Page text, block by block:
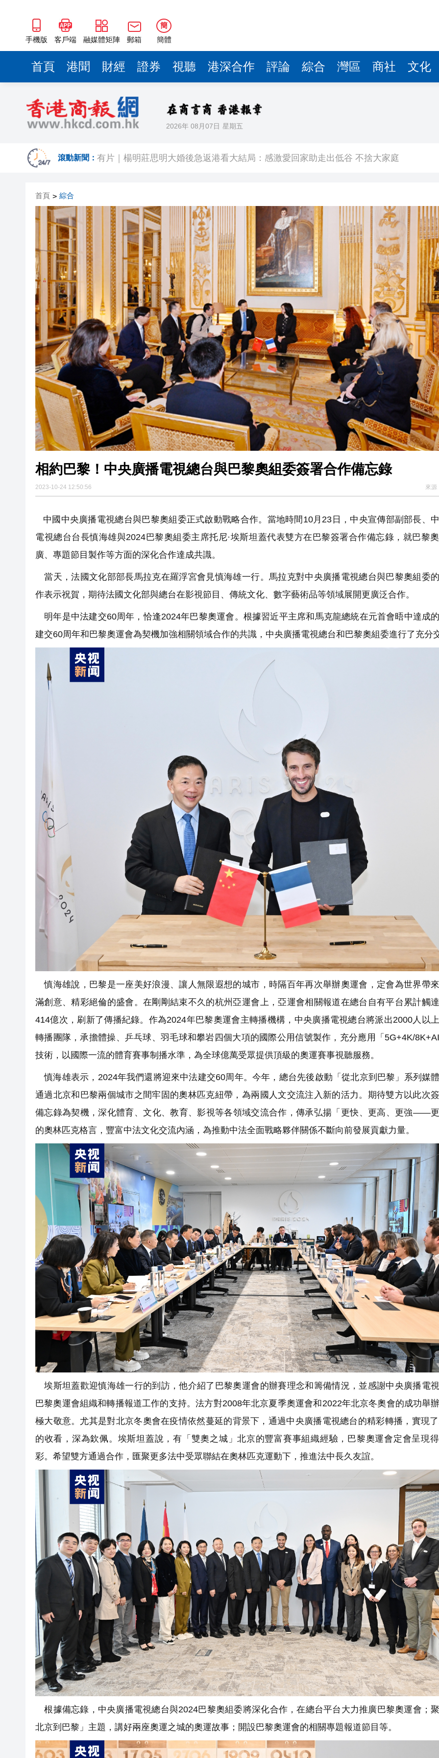
手機版 客戶端 融媒體矩陣 郵箱
簡
簡體
首頁 港聞 財經 證券 視聽 港深合作 評論 綜合 灣區 商社 文化
2026年 08月07日 星期五
滾動新聞：
有片｜拜仁2:1擊敗維拉 180秒睇晒全場精華
SK海力士斥逾3000億建兩座晶圓廠
有片丨【《愛回家》迎大結局】銀髮男團「大四喜」：十年深厚情誼 有歡亦有淚 緬懷
叔」黎彼得
入境處反非法勞工行動拘12人
社署籲市民提防偽冒社署通訊程式賬戶
李家超：鼓勵保險業開發跨境產品 便利灣區居民
首頁 > 綜合
相約巴黎！中央廣播電視總台與巴黎奧組委簽署合作備忘錄
2023-10-24 12:50:56 來源
中國中央廣播電視總台與巴黎奧組委正式啟動戰略合作。當地時間10月23日，中央宣傳部副部長、
電視總台台長慎海雄與2024巴黎奧組委主席托尼·埃斯坦蓋代表雙方在巴黎簽署合作備忘錄，就巴黎
廣、專題節目製作等方面的深化合作達成共識。
當天，法國文化部部長馬拉克在羅浮宮會見慎海雄一行。馬拉克對中央廣播電視總台與巴黎奧組委
作表示祝賀，期待法國文化部與總台在影視節目、傳統文化、數字藝術品等領域展開更廣泛合作。
明年是中法建交60周年，恰逢2024年巴黎奧運會。根據習近平主席和馬克龍總統在元首會晤中達成
建交60周年和巴黎奧運會為契機加強相關領域合作的共識，中央廣播電視總台和巴黎奧組委進行了充分
慎海雄說，巴黎是一座美好浪漫、讓人無限遐想的城市，時隔百年再次舉辦奧運會，定會為世界帶
滿創意、精彩絕倫的盛會。在剛剛結束不久的杭州亞運會上，亞運會相關報道在總台自有平台累計觸
414億次，刷新了傳播紀錄。作為2024年巴黎奧運會主轉播機構，中央廣播電視總台將派出2000人以
轉播團隊，承擔體操、乒乓球、羽毛球和攀岩四個大項的國際公用信號製作，充分應用「5G+4K/
技術，以國際一流的體育賽事制播水準，為全球億萬受眾提供頂級的奧運賽事視聽服務。
慎海雄表示，2024年我們還將迎來中法建交60周年。今年，總台先後啟動「從北京到巴黎」系列媒
通過北京和巴黎兩個城市之間牢固的奧林匹克紐帶，為兩國人文交流注入新的活力。期待雙方以此次
備忘錄為契機，深化體育、文化、教育、影視等各領域交流合作，傳承弘揚「更快、更高、更強——
的奧林匹克格言，豐富中法文化交流內涵，為推動中法全面戰略夥伴關係不斷向前發展貢獻力量。
埃斯坦蓋歡迎慎海雄一行的到訪，他介紹了巴黎奧運會的辦賽理念和籌備情況，並感謝中央廣播電
巴黎奧運會組織和轉播報道工作的支持。法方對2008年北京夏季奧運會和2022年北京冬奧會的成功舉
極大敬意。尤其是對北京冬奧會在疫情依然蔓延的背景下，通過中央廣播電視總台的精彩轉播，實現
的收看，深為欽佩。埃斯坦蓋說，有「雙奧之城」北京的豐富賽事組織經驗，巴黎奧運會定會呈現
彩。希望雙方通過合作，匯聚更多法中受眾聯結在奧林匹克運動下，推進法中長久友誼。
根據備忘錄，中央廣播電視總台與2024巴黎奧組委將深化合作，在總台平台大力推廣巴黎奧運會；
北京到巴黎」主題，講好兩座奧運之城的奧運故事；開設巴黎奧運會的相關專題報道節目等。